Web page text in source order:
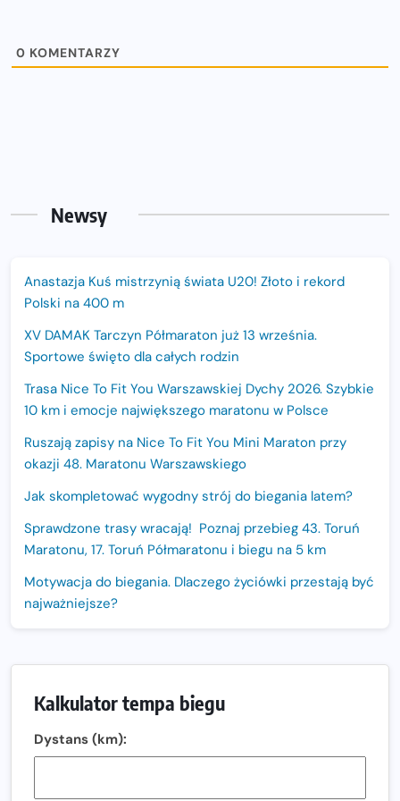
0 KOMENTARZY
Newsy
Anastazja Kuś mistrzynią świata U20! Złoto i rekord
Polski na 400 m
XV DAMAK Tarczyn Półmaraton już 13 września.
Sportowe święto dla całych rodzin
Trasa Nice To Fit You Warszawskiej Dychy 2026. Szybkie
10 km i emocje największego maratonu w Polsce
Ruszają zapisy na Nice To Fit You Mini Maraton przy
okazji 48. Maratonu Warszawskiego
Jak skompletować wygodny strój do biegania latem?
Sprawdzone trasy wracają! Poznaj przebieg 43. Toruń
Maratonu, 17. Toruń Półmaratonu i biegu na 5 km
Motywacja do biegania. Dlaczego życiówki przestają być
najważniejsze?
Sprawdzony przebieg i profil stworzony do szybkiego
biegania
Amazfit Balance 3: Kompleksowe narzędzie dla biegacza
Kalkulator tempa biegu
Dystans (km):